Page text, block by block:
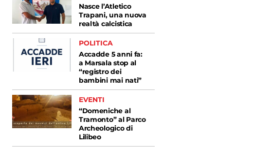
Nasce l’Atletico
Trapani, una nuova
realtà calcistica
POLITICA
Accadde 5 anni fa:
a Marsala stop al
“registro dei
bambini mai nati”
EVENTI
“Domeniche al
Tramonto” al Parco
Archeologico di
Lilibeo